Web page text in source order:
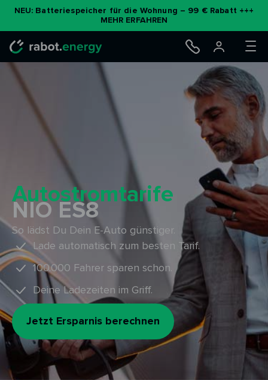
NEU: Batteriespeicher für die Wohnung – 99 € Rabatt +++
MEHR ERFAHREN
Autostromtarife
NIO ES8
So lädst Du Dein E-Auto günstiger.
Lade automatisch zum besten Tarif.
100.000 Fahrer sparen schon.
Deine Ladezeiten im Griff.
Jetzt Ersparnis berechnen
Zum
Inhalt
springen